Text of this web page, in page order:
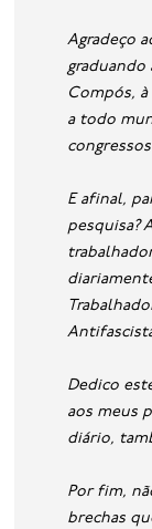
Agradeço
graduando
Compós, à
a todo
E afinal,
pesquisa?
Dedico
aos meus
diário,
Por fim,
brechas